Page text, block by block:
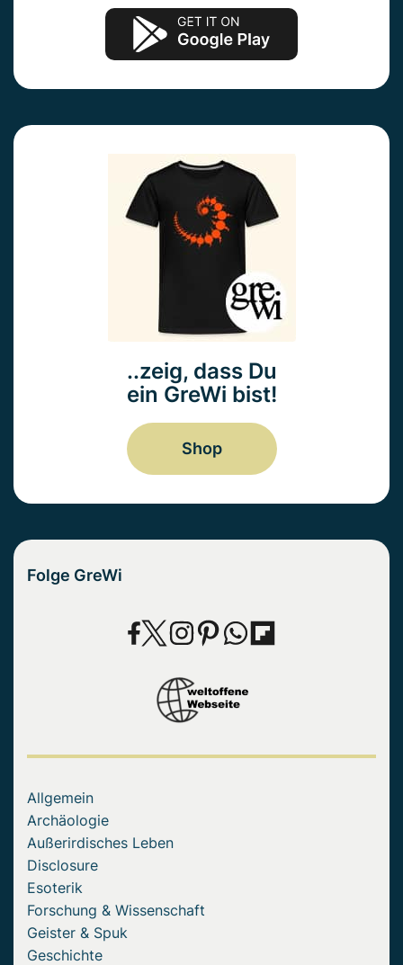
..zeig, dass Du
ein GreWi bist!
Shop
Folge GreWi
Allgemein
Archäologie
Außerirdisches Leben
Disclosure
Esoterik
Forschung & Wissenschaft
Geister & Spuk
Geschichte